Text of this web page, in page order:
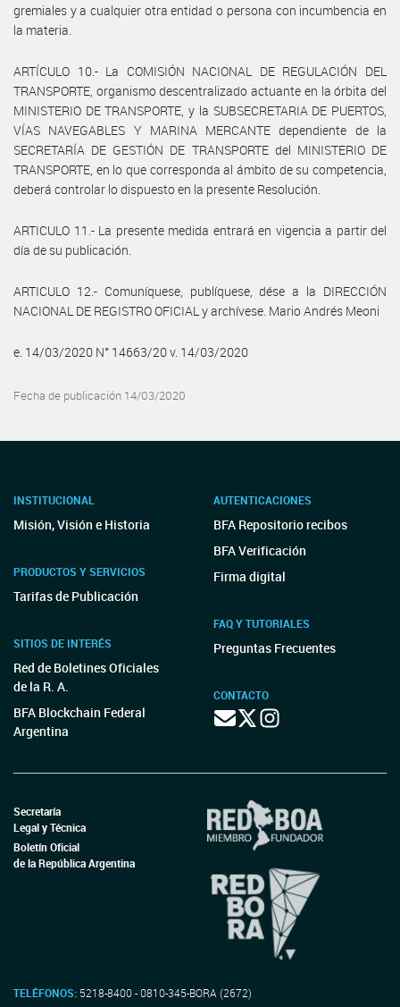
gremiales y a cualquier otra entidad o persona con incumbencia en
la materia.
ARTÍCULO 10.- La COMISIÓN NACIONAL DE REGULACIÓN DEL
TRANSPORTE, organismo descentralizado actuante en la órbita del
MINISTERIO DE TRANSPORTE, y la SUBSECRETARIA DE PUERTOS,
VÍAS NAVEGABLES Y MARINA MERCANTE dependiente de la
SECRETARÍA DE GESTIÓN DE TRANSPORTE del MINISTERIO DE
TRANSPORTE, en lo que corresponda al ámbito de su competencia,
deberá controlar lo dispuesto en la presente Resolución.
ARTICULO 11.- La presente medida entrará en vigencia a partir del
día de su publicación.
ARTICULO 12.- Comuníquese, publíquese, dése a la DIRECCIÓN
NACIONAL DE REGISTRO OFICIAL y archívese. Mario Andrés Meoni
e. 14/03/2020 N° 14663/20 v. 14/03/2020
Fecha de publicación 14/03/2020
INSTITUCIONAL
Misión, Visión e Historia
PRODUCTOS Y SERVICIOS
Tarifas de Publicación
SITIOS DE INTERÉS
Red de Boletines Oficiales
de la R. A.
BFA Blockchain Federal
Argentina
AUTENTICACIONES
BFA Repositorio recibos
BFA Verificación
Firma digital
FAQ Y TUTORIALES
Preguntas Frecuentes
CONTACTO
Secretaría
Legal y Técnica
Boletín Oficial
de la República Argentina
TELÉFONOS: 5218-8400 - 0810-345-BORA (2672)